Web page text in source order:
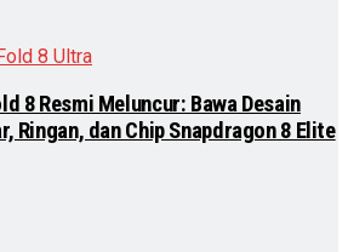
8 Resmi Meluncur: Bawa Desain
Ringan, dan Chip Snapdragon 8 Elite